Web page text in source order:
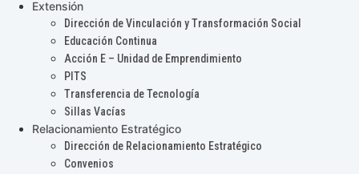
Extensión
Dirección de Vinculación y Transformación Social
Educación Continua
Acción E – Unidad de Emprendimiento
PITS
Transferencia de Tecnología
Sillas Vacías
Relacionamiento Estratégico
Dirección de Relacionamiento Estratégico
Convenios